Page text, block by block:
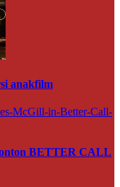
anakfilm
BETTER CALL